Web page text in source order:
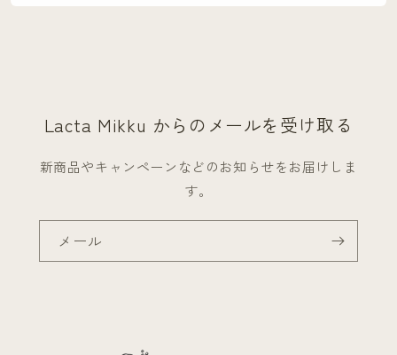
Lacta Mikku からのメールを受け取る
新商品やキャンペーンなどのお知らせをお届けしま
す。
メール